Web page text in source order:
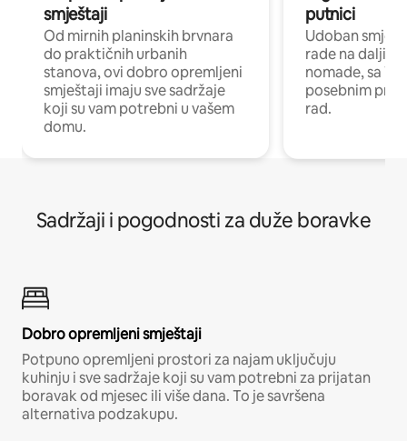
smještaji
Od mirnih planinskih brvnara
do praktičnih urbanih
stanova, ovi dobro opremljeni
smještaji imaju sve sadržaje
koji su vam potrebni u vašem
domu.
putnici
Udoban
rade na
nomade, sa
posebnim
rad.
Sadržaji i pogodnosti za duže boravke
Dobro opremljeni smještaji
Potpuno opremljeni prostori za najam uključuju
kuhinju i sve sadržaje koji su vam potrebni za prijatan
boravak od mjesec ili više dana. To je savršena
alternativa podzakupu.